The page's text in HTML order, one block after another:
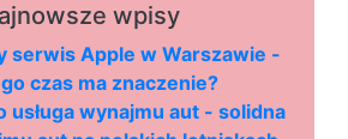
wpisy
serwis Apple w Warszawie -
czas ma znaczenie?
usługa wynajmu aut - solidna